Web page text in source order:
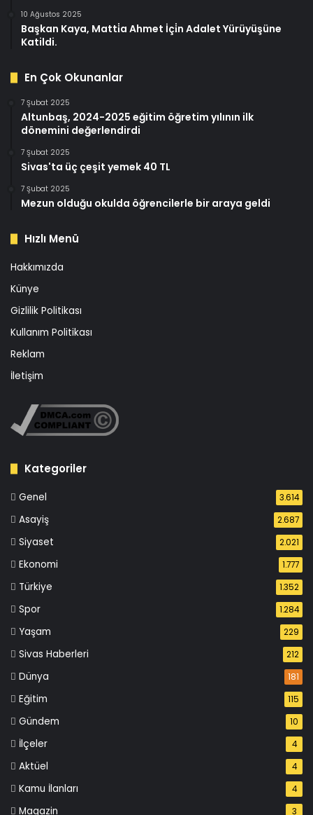
10 Ağustos 2025
Başkan Kaya, Matti̇a Ahmet İçi̇n Adalet Yürüyüşüne
Katildi.
En Çok Okunanlar
7 Şubat 2025
Altunbaş, 2024-2025 eğitim öğretim yılının ilk
dönemini değerlendirdi
7 Şubat 2025
Sivas'ta üç çeşit yemek 40 TL
7 Şubat 2025
Mezun olduğu okulda öğrencilerle bir araya geldi
Hızlı Menü
Hakkımızda
Künye
Gizlilik Politikası
Kullanım Politikası
Reklam
İletişim
Kategoriler
Genel 3.614
Asayiş 2.687
Siyaset 2.021
Ekonomi 1.777
Türkiye 1.352
Spor 1.284
Yaşam 229
Sivas Haberleri 212
Dünya 181
Eğitim 115
Gündem 10
İlçeler 4
Aktüel 4
Kamu İlanları 4
Magazin 3